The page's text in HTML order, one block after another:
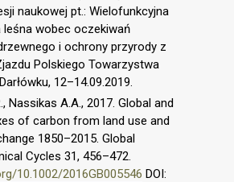
naukowej pt.: Wielofunkcyjna
leśna wobec oczekiwań
i ochrony przyrody z
Polskiego Towarzystwa
12–14.09.2019.
Nassikas A.A., 2017. Global and
of carbon from land use and
1850–2015. Global
Cycles 31, 456–472.
10.1002/2016GB005546 DOI: